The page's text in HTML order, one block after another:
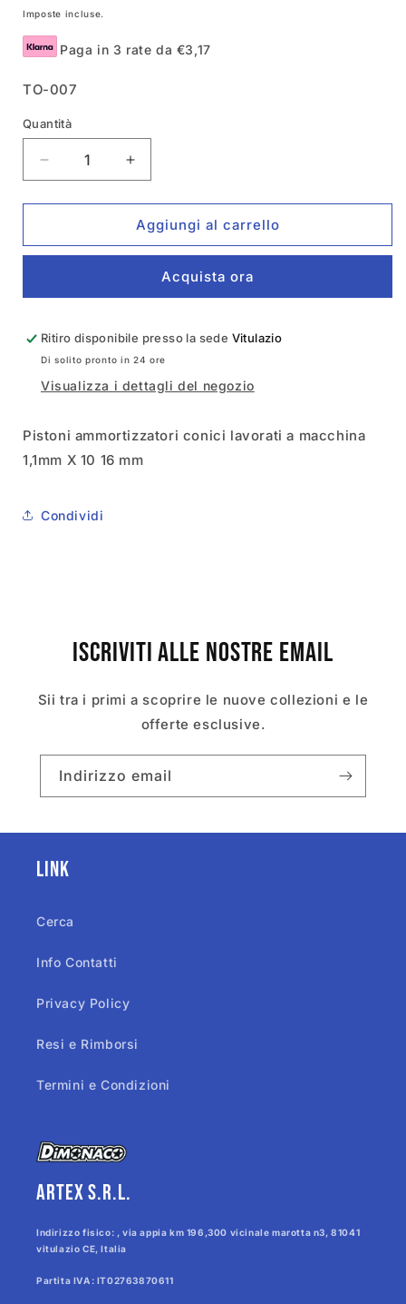
di
listino
Imposte incluse.
Paga in 3 rate da €3,17
SKU:
TO-007
Quantità
Quantità
Diminuisci
quantità
per
Ammortizzatori
16mm
Work&#39;s
TO-
007
Aumenta
quantità
per
Pistoni
Ammortizzatori
1,1x10
16mm
Work&#39;s
TO-
007
Aggiungi al carrello
Acquista ora
Ritiro disponibile presso la sede Vitulazio
Di solito pronto in 24 ore
Visualizza i dettagli del negozio
Pistoni ammortizzatori conici lavorati a macchina
1,1mm X 10 16 mm
Condividi
Iscriviti alle nostre email
Sii tra i primi a scoprire le nuove collezioni e le
offerte esclusive.
Indirizzo email
Link
Cerca
Info Contatti
Privacy Policy
Resi e Rimborsi
Termini e Condizioni
Artex s.r.l.
Indirizzo fisico: , via appia km 196,300 vicinale marotta n3, 81041
vitulazio CE, Italia
Partita IVA: IT02763870611